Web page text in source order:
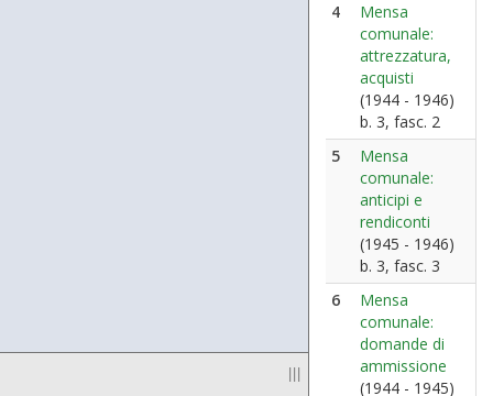
|||
4
Mensa
comunale:
attrezzatura,
acquisti
(1944 - 1946)
b. 3, fasc. 2
5
Mensa
comunale:
anticipi e
rendiconti
(1945 - 1946)
b. 3, fasc. 3
6
Mensa
comunale:
domande di
ammissione
(1944 - 1945)